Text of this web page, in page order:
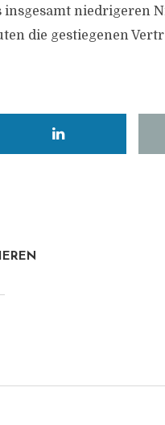
niedrigeren
die gestiegenen